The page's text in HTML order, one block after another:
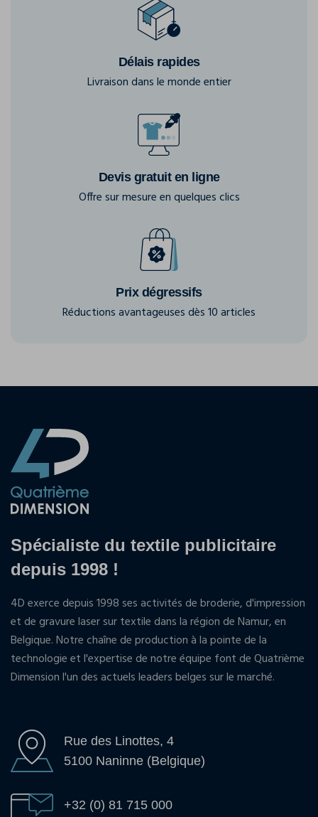
Délais rapides
Livraison dans le monde entier
Devis gratuit en ligne
Offre sur mesure en quelques clics
Prix dégressifs
Réductions avantageuses dès 10 articles
Spécialiste du textile publicitaire
depuis 1998 !
4D exerce depuis 1998 ses activités de broderie, d'impression
et de gravure laser sur textile dans la région de Namur, en
Belgique. Notre chaîne de production à la pointe de la
technologie et l'expertise de notre équipe font de Quatrième
Dimension l'un des actuels leaders belges sur le marché.
Rue des Linottes, 4
5100 Naninne (Belgique)
+32 (0) 81 715 000